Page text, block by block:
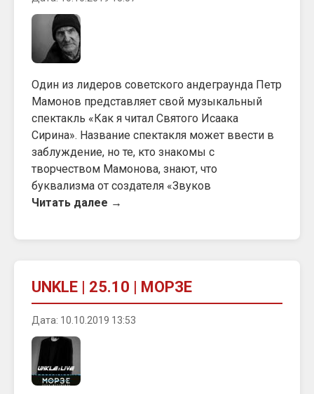
Один из лидеров советского андеграунда Петр
Мамонов представляет свой музыкальный
спектакль «Как я читал Святого Исаака
Сирина». Название спектакля может ввести в
заблуждение, но те, кто знакомы с
творчеством Мамонова, знают, что
буквализма от создателя «Звуков
Читать далее →
UNKLE | 25.10 | МОРЗЕ
Дата: 10.10.2019 13:53